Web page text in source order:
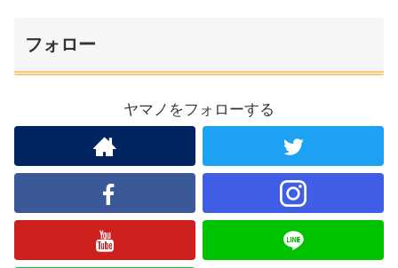
フォロー
ヤマノをフォローする